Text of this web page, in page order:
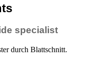
specialist
durch Blattschnitt.